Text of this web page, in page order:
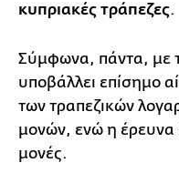
κυπριακές τράπεζες.
Σύμφωνα, πάντα, με
υποβάλλει επίσημο
των τραπεζικών
μονών, ενώ η έρευνα
μονές.